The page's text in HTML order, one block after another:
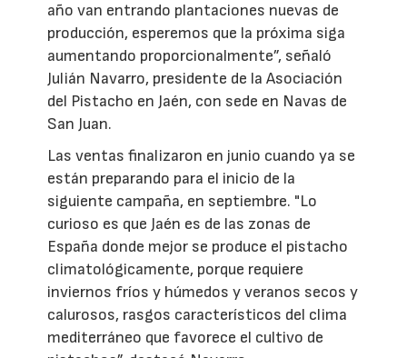
año van entrando plantaciones nuevas de
producción, esperemos que la próxima siga
aumentando proporcionalmente”, señaló
Julián Navarro, presidente de la Asociación
del Pistacho en Jaén, con sede en Navas de
San Juan.
Las ventas finalizaron en junio cuando ya se
están preparando para el inicio de la
siguiente campaña, en septiembre. "Lo
curioso es que Jaén es de las zonas de
España donde mejor se produce el pistacho
climatológicamente, porque requiere
inviernos fríos y húmedos y veranos secos y
calurosos, rasgos característicos del clima
mediterráneo que favorece el cultivo de